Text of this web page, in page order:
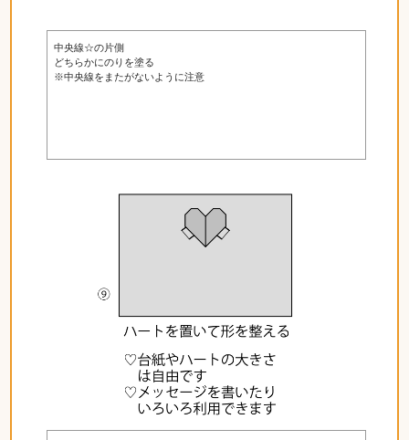
中央線☆の片側
どちらかにのりを塗る
※中央線をまたがないように注意